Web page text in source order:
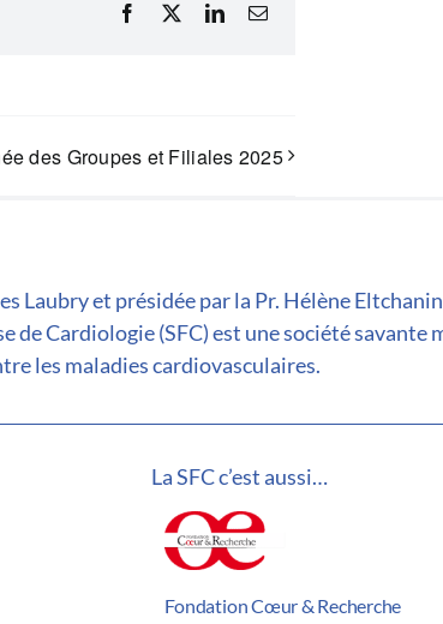
Facebook
X LinkedInEmail
des Groupes et Filiales 2025
Laubry et présidée par la Pr. Hélène
de Cardiologie (SFC) est une société savante
les maladies cardiovasculaires.
La SFC c’est aussi…
Fondation Cœur & Recherche